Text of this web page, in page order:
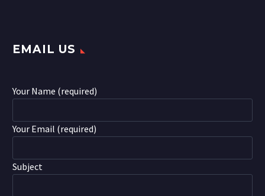
EMAIL US
Your Name (required)
Your Email (required)
Subject